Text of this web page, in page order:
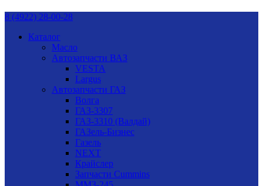
8 (4922) 28-00-28
Каталог
Масло
Автозапчасти ВАЗ
VESTA
Largus
Автозапчасти ГАЗ
Волга
ГАЗ-3307
ГАЗ-3310 (Валдай)
ГАЗель-Бизнес
Газель
NEXT
Крайслер
Запчасти Cummins